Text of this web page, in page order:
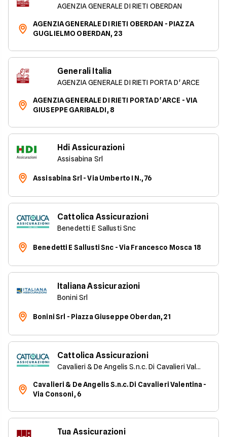
AGENZIA GENERALE DI RIETI OBERDAN
AGENZIA GENERALE DI RIETI OBERDAN - PIAZZA
GUGLIELMO OBERDAN, 23
Generali Italia
AGENZIA GENERALE DI RIETI PORTA D' ARCE
AGENZIA GENERALE DI RIETI PORTA D' ARCE - VIA
GIUSEPPE GARIBALDI, 8
Hdi Assicurazioni
Assisabina Srl
Assisabina Srl - Via Umberto I N., 76
Cattolica Assicurazioni
Benedetti E Sallusti Snc
Benedetti E Sallusti Snc - Via Francesco Mosca 18
Italiana Assicurazioni
Bonini Srl
Bonini Srl - Piazza Giuseppe Oberdan, 21
Cattolica Assicurazioni
Cavalieri & De Angelis S.n.c. Di Cavalieri Valentina
Cavalieri & De Angelis S.n.c. Di Cavalieri Valentina -
Via Consoni, 6
Tua Assicurazioni